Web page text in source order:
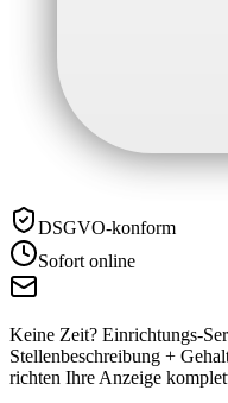
DSGVO-konform
Sofort online
Keine Zeit? Einrichtungs-
Stellenbeschreibung +
richten Ihre Anzeige